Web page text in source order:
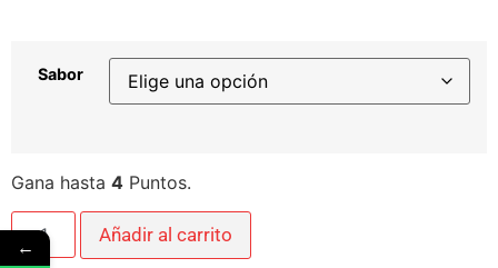
Sabor
Gana hasta 4 Puntos.
Añadir al carrito
←